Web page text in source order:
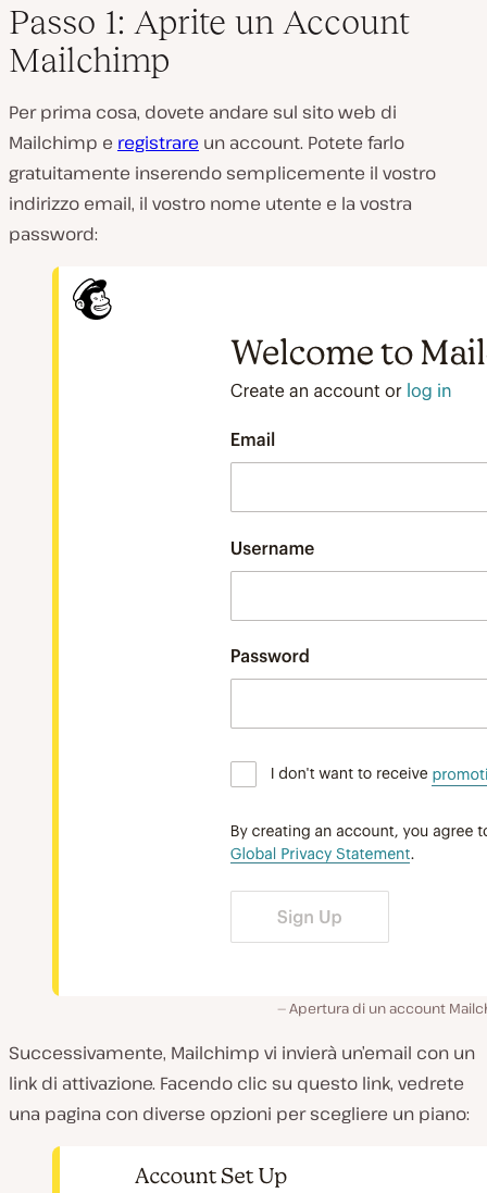
Passo 1: Aprite un Account
Mailchimp
Per prima cosa, dovete andare sul sito web di
Mailchimp e registrare un account. Potete farlo
gratuitamente inserendo semplicemente il vostro
indirizzo email, il vostro nome utente e la vostra
password:
Apertura di un account
Successivamente, Mailchimp vi invierà un’email con un
link di attivazione. Facendo clic su questo link, vedrete
una pagina con diverse opzioni per scegliere un piano: